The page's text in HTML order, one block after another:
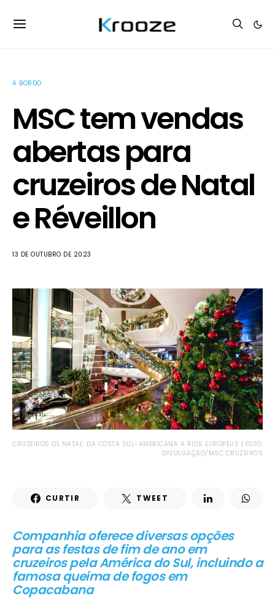
A BORDO
MSC tem vendas
abertas para
cruzeiros de Natal
e Réveillon
13 DE OUTUBRO DE 2023
CRUZEIROS DE NATAL: DA COSTA SUL-AMERICANA A RIOS EUROPEUS | FOTO:
DIVULGAÇÃO/MSC CRUZEIROS
CURTIR TWEET
Companhia oferece diversas opções
para as festas de fim de ano em
cruzeiros pela América do Sul, incluindo a
famosa queima de fogos em
Copacabana